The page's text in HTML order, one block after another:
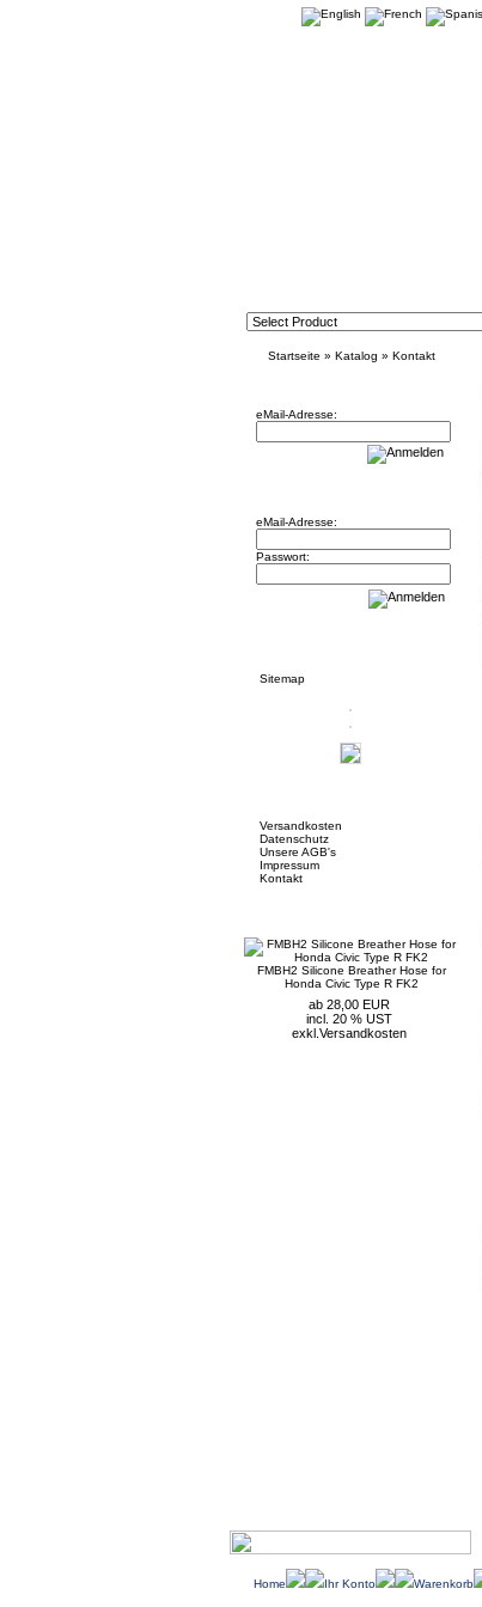
Startseite » Katalog » Kontakt
eMail-Adresse:
eMail-Adresse:
Passwort:
Sitemap
Versandkosten
Datenschutz
Unsere AGB's
Impressum
Kontakt
FMBH2 Silicone Breather Hose for
Honda Civic Type R FK2
ab 28,00 EUR
incl. 20 % UST
exkl. Versandkosten
Home Ihr Konto Warenkorb